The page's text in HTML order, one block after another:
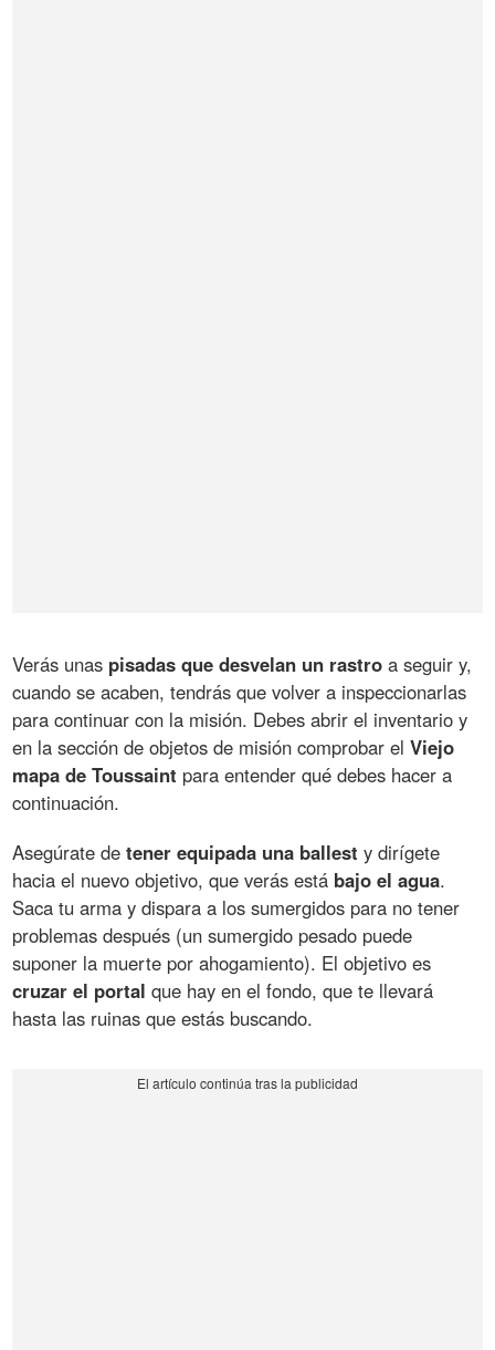
Verás unas pisadas que desvelan un rastro a seguir y,
cuando se acaben, tendrás que volver a inspeccionarlas
para continuar con la misión. Debes abrir el inventario y
en la sección de objetos de misión comprobar elViejo
mapa de Toussaint para entender qué debes hacer a
continuación.
Asegúrate detener equipada una ballest y dirígete
hacia el nuevo objetivo, que verás está bajo el agua.
Saca tu arma y dispara a los sumergidos para no tener
problemas después (un sumergido pesado puede
suponer la muerte por ahogamiento). El objetivo es
cruzar el portal que hay en el fondo, que te llevará
hasta las ruinas que estás buscando.